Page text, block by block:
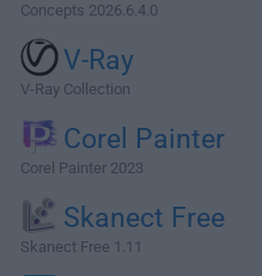
Concepts 2026.6.4.0
V-Ray
V-Ray Collection
Corel Painter
Corel Painter 2023
Skanect Free
Skanect Free 1.11